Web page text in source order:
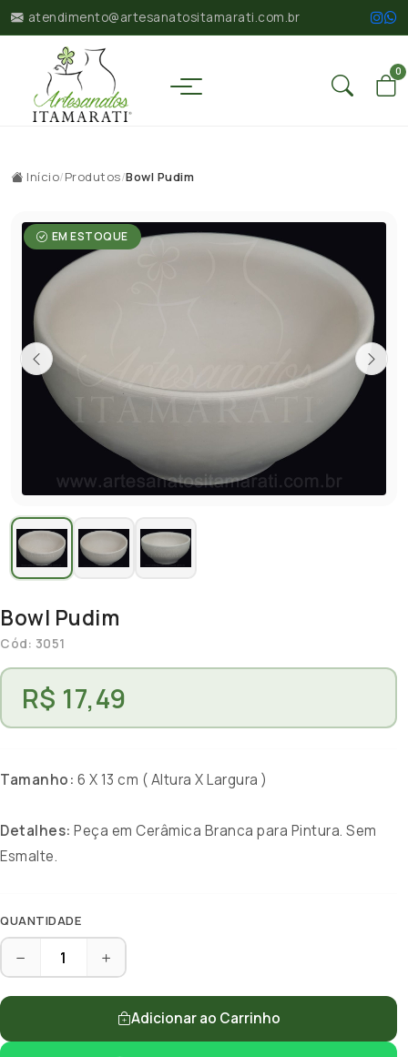
atendimento@artesanatositamarati.com.br
0
Início/Produtos/Bowl Pudim
EM ESTOQUE
Bowl Pudim
Cód: 3051
R$ 17,49
Tamanho: 6 X 13 cm ( Altura X Largura )
Detalhes: Peça em Cerâmica Branca para Pintura. Sem
Esmalte.
QUANTIDADE
Adicionar ao Carrinho